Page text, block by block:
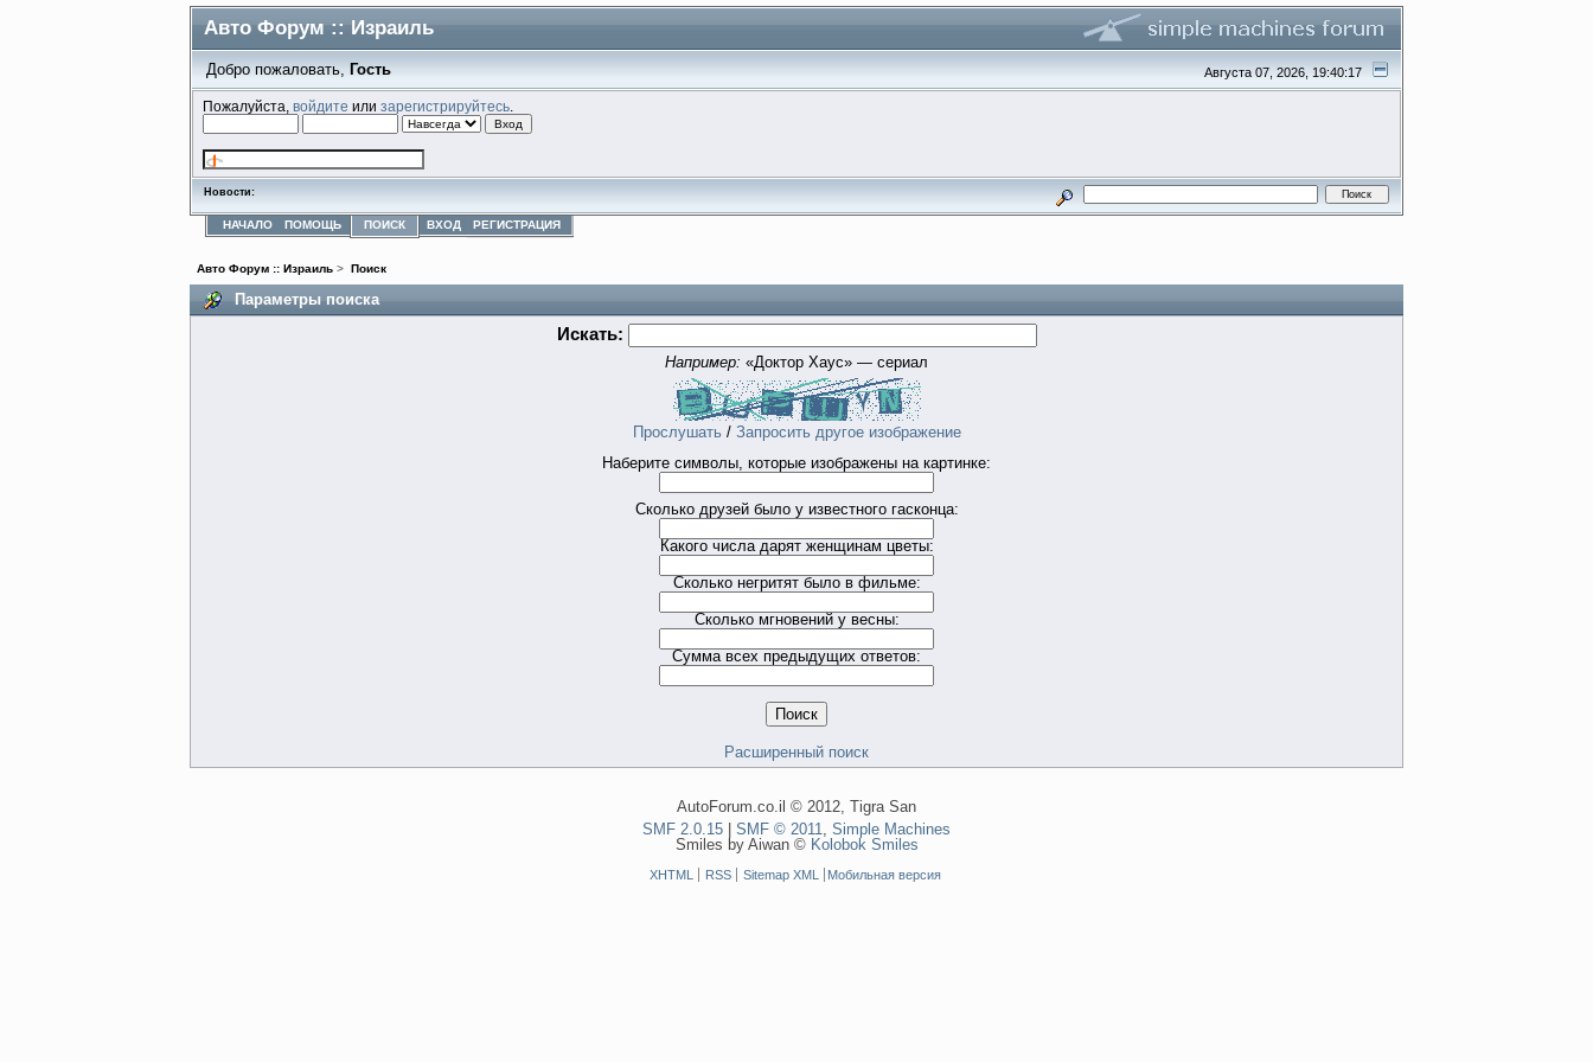
Авто Форум :: Израиль
Августа 07, 2026, 19:40:17
Добро пожаловать, Гость
Пожалуйста,войдите илизарегистрируйтесь
Новости:
НАЧАЛО ПОМОЩЬ ПОИСК ВХОД РЕГИСТРАЦИЯ
Авто Форум :: Израиль > Поиск
Параметры поиска
Искать:
Например: «Доктор Хаус» — сериал
Прослушать/ Запросить другое изображение
Наберите символы, которые изображены на картинке:
Сколько друзей было у известного гасконца:
Какого числа дарят женщинам цветы:
Сколько негритят было в фильме:
Сколько мгновений у весны:
Сумма всех предыдущих ответов:
Расширенный поиск
AutoForum.co.il © 2012, Tigra San
SMF 2.0.15
SMF © 2011, Simple Machines
Smiles by Aiwan © Kolobok Smiles
XHTML RSS Sitemap XML Мобильная версия